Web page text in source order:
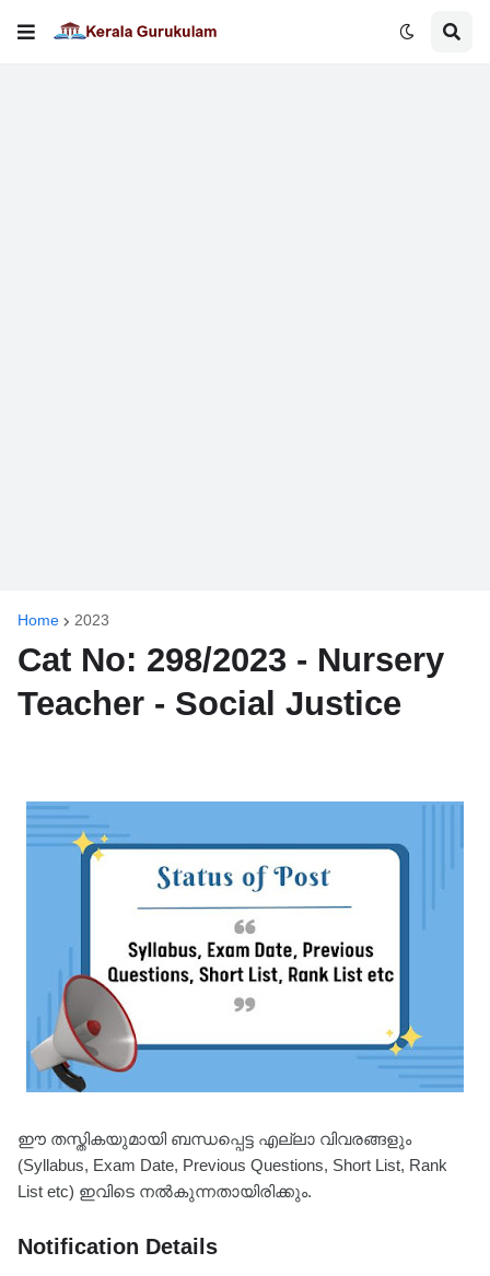
Home 2023
Cat No: 298/2023 - Nursery
Teacher - Social Justice
ഈ തസ്തികയുമായി ബന്ധപ്പെട്ട എല്ലാ വിവരങ്ങളും
(Syllabus, Exam Date, Previous Questions, Short List, Rank
List etc) ഇവിടെ നൽകുന്നതായിരിക്കും.
Notification Details